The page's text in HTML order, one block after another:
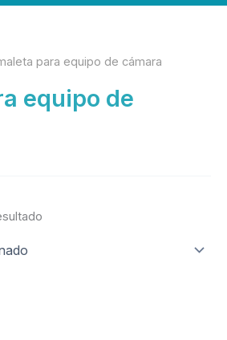
para equipo de cámara
equipo de